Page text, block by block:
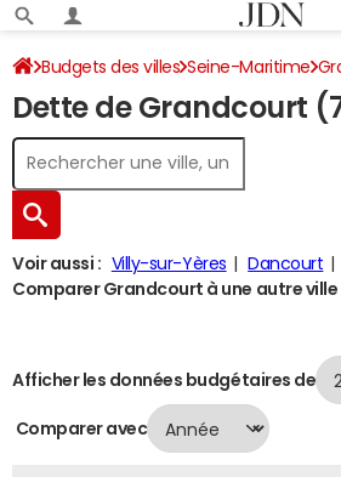
Budgets des villes Seine-Maritime
Dette au 31/12/2024
Dette de Grandcourt
Voir aussi : Villy-sur-Yères Dancourt
Comparer Grandcourt à une autre ville
Afficher les données budgétaires de
Comparer avec